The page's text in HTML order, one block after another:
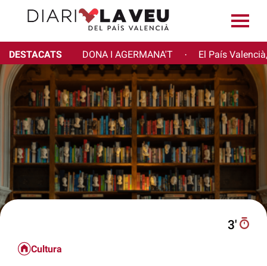
DESTACATS DONA I AGERMANA'T · El País
3′
Cultura